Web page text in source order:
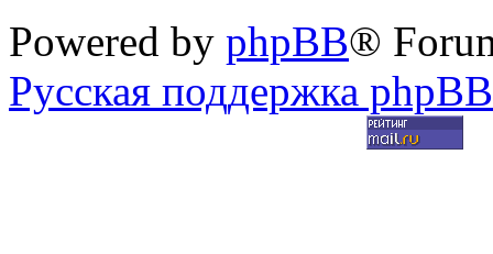
Powered by phpBB®
Русская поддержка phpBB